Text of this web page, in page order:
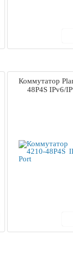
Коммутатор
48P4S IPv6/